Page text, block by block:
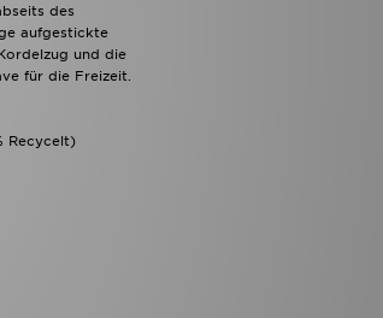
des
aufgestickte
und die
für die Freizeit.
Recycelt)